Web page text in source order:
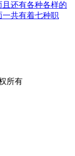
还有各种各样的
共有着七种职
所有